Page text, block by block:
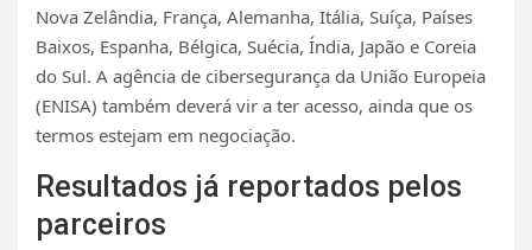
Nova Zelândia, França, Alemanha, Itália, Suíça, Países
Baixos, Espanha, Bélgica, Suécia, Índia, Japão e Coreia
do Sul. A agência de cibersegurança da União Europeia
(ENISA) também deverá vir a ter acesso, ainda que os
termos estejam em negociação.
Resultados já reportados pelos
parceiros